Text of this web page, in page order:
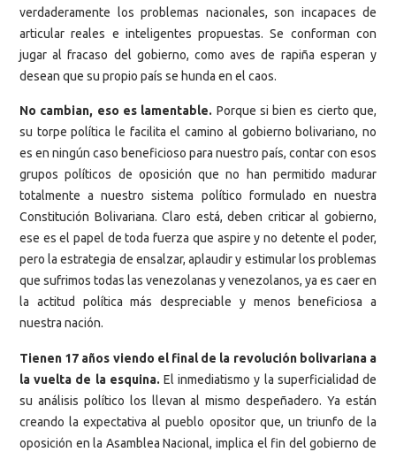
verdaderamente los problemas nacionales, son incapaces de
articular reales e inteligentes propuestas. Se conforman con
jugar al fracaso del gobierno, como aves de rapiña esperan y
desean que su propio país se hunda en el caos.
No cambian, eso es lamentable. Porque si bien es cierto que,
su torpe política le facilita el camino al gobierno bolivariano, no
es en ningún caso beneficioso para nuestro país, contar con esos
grupos políticos de oposición que no han permitido madurar
totalmente a nuestro sistema político formulado en nuestra
Constitución Bolivariana. Claro está, deben criticar al gobierno,
ese es el papel de toda fuerza que aspire y no detente el poder,
pero la estrategia de ensalzar, aplaudir y estimular los problemas
que sufrimos todas las venezolanas y venezolanos, ya es caer en
la actitud política más despreciable y menos beneficiosa a
nuestra nación.
Tienen 17 años viendo el final de la revolución bolivariana a
la vuelta de la esquina. El inmediatismo y la superficialidad de
su análisis político los llevan al mismo despeñadero. Ya están
creando la expectativa al pueblo opositor que, un triunfo de la
oposición en la Asamblea Nacional, implica el fin del gobierno de